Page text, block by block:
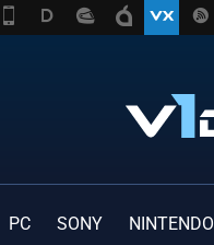
PC SONY NINTENDO